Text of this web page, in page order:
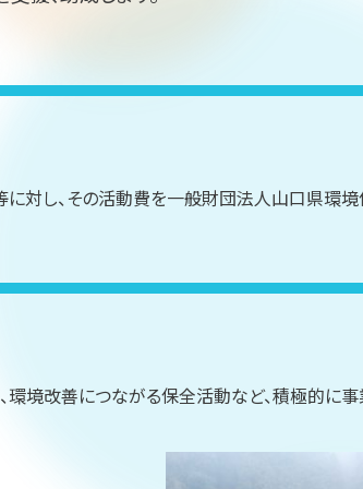
対し、その活動費を一般財団法人山口県環境
境改善につながる保全活動など、積極的に事